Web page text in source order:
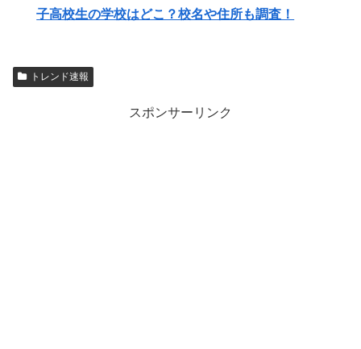
子高校生の学校はどこ？校名や住所も調査！
トレンド速報
スポンサーリンク